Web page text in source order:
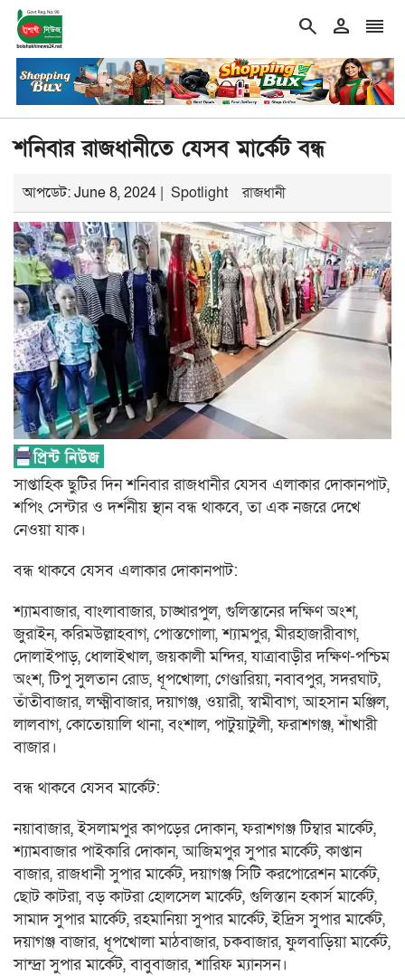
search person reorder
শিরোনাম
অবস্থায় নিজের চল্লিশা ২ হাজার মানুষকে খাওয়ালেন বৃদ্ধ double_arrow
শনিবার রাজধানীতে যেসব মার্কেট বন্ধ
আপডেট: June 8, 2024 | Spotlight রাজধানী
সাপ্তাহিক ছুটির দিন শনিবার রাজধানীর যেসব এলাকার দোকানপাট,
শপিং সেন্টার ও দর্শনীয় স্থান বন্ধ থাকবে, তা এক নজরে দেখে
নেওয়া যাক।
বন্ধ থাকবে যেসব এলাকার দোকানপাট:
শ্যামবাজার, বাংলাবাজার, চাঙ্খারপুল, গুলিস্তানের দক্ষিণ অংশ,
জুরাইন, করিমউল্লাহবাগ, পোস্তগোলা, শ্যামপুর, মীরহাজারীবাগ,
দোলাইপাড়, ধোলাইখাল, জয়কালী মন্দির, যাত্রাবাড়ীর দক্ষিণ-পশ্চিম
অংশ, টিপু সুলতান রোড, ধূপখোলা, গেণ্ডারিয়া, নবাবপুর, সদরঘাট,
তাঁতীবাজার, লক্ষ্মীবাজার, দয়াগঞ্জ, ওয়ারী, স্বামীবাগ, আহসান মঞ্জিল,
লালবাগ, কোতোয়ালি থানা, বংশাল, পাটুয়াটুলী, ফরাশগঞ্জ, শাঁখারী
বাজার।
বন্ধ থাকবে যেসব মার্কেট:
নয়াবাজার, ইসলামপুর কাপড়ের দোকান, ফরাশগঞ্জ টিম্বার মার্কেট,
শ্যামবাজার পাইকারি দোকান, আজিমপুর সুপার মার্কেট, কাপ্তান
বাজার, রাজধানী সুপার মার্কেট, দয়াগঞ্জ সিটি করপোরেশন মার্কেট,
ছোট কাটরা, বড় কাটরা হোলসেল মার্কেট, গুলিস্তান হকার্স মার্কেট,
সামাদ সুপার মার্কেট, রহমানিয়া সুপার মার্কেট, ইদ্রিস সুপার মার্কেট,
দয়াগঞ্জ বাজার, ধূপখোলা মাঠবাজার, চকবাজার, ফুলবাড়িয়া মার্কেট,
সান্দ্রা সুপার মার্কেট, বাবুবাজার, শারিফ ম্যানসন।